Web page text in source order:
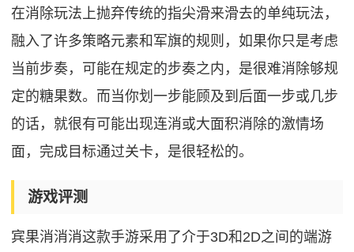
在消除玩法上抛弃传统的指尖滑来滑去的单纯玩法，
融入了许多策略元素和军旗的规则，如果你只是考虑
当前步奏，可能在规定的步奏之内，是很难消除够规
定的糖果数。而当你划一步能顾及到后面一步或几步
的话，就很有可能出现连消或大面积消除的激情场
面，完成目标通过关卡，是很轻松的。
游戏评测
宾果消消消这款手游采用了介于3D和2D之间的端游